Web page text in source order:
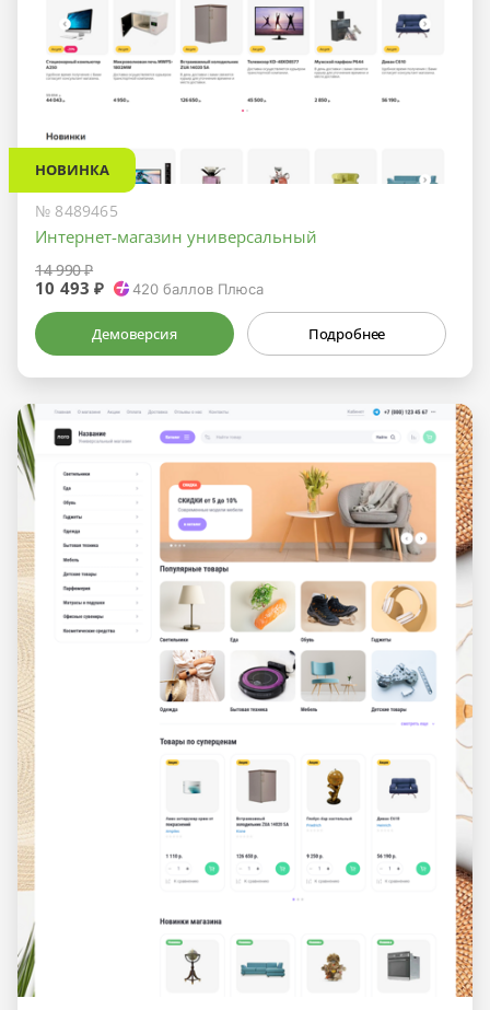
НОВИНКА
№ 8489465
Интернет-магазин универсальный
14 990 ₽
10 493 ₽ 420баллов Плюса
Демоверсия Подробнее